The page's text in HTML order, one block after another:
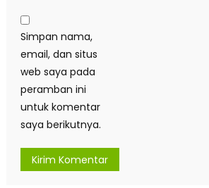
Simpan nama,
email, dan situs
web saya pada
peramban ini
untuk komentar
saya berikutnya.